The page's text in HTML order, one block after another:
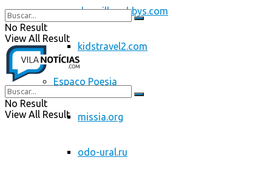
docwilloughbys.com
kidstravel2.com
Espaço Poesia
missia.org
odo-ural.ru
No Result
View All Result
No Result
View All Result